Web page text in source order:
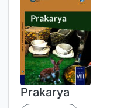
Prakarya